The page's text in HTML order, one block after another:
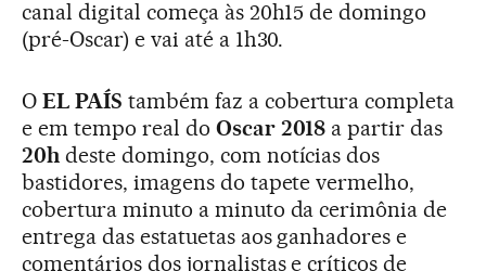
canal digital começa às 20h15 de domingo
(pré-Oscar) e vai até a 1h30.
O EL PAÍS também faz a cobertura completa
e em tempo real do Oscar 2018 a partir das
20hdeste domingo, com notícias dos
bastidores, imagens do tapete vermelho,
cobertura minuto a minuto da cerimônia de
entrega das estatuetas aos ganhadores e
comentários dos jornalistas e críticos de